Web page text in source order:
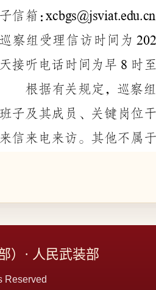
）· 人民武装部
Reserved